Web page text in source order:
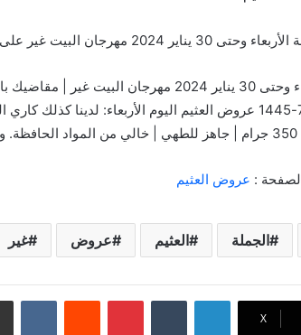
البيت غير على السلع التالية :
عروض العثيم الجملة الأربعاء وحتى 30 يناير
24-1-2024 الموافق 30-7-1445 عروض العثيم اليوم الأربعاء:
: عروض العثيم
الجملة العثيم عروض غير
X
لينكدإن بينتيريست